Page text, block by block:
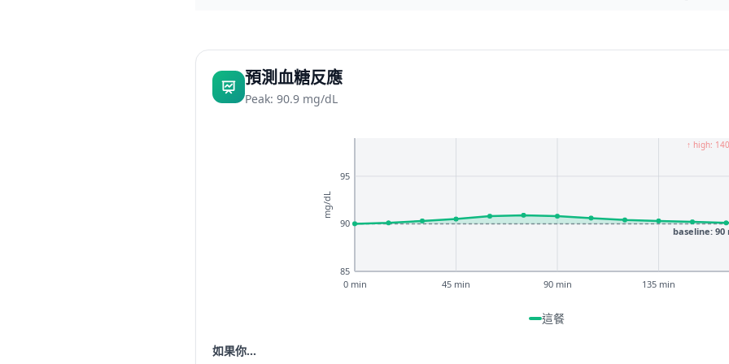
預測血糖反應
Peak: 90.9 mg/dL
85
90
95
0 min 45 min 90 min 135 min
↑ high:
baseline: 90
mg/dL
這餐
如果你...